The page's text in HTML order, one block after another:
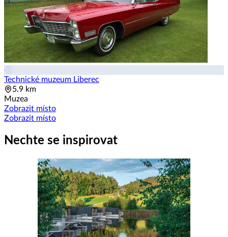
Technické muzeum Liberec
5.9 km
Muzea
Zobrazit místo
Zobrazit místo
Nechte se inspirovat